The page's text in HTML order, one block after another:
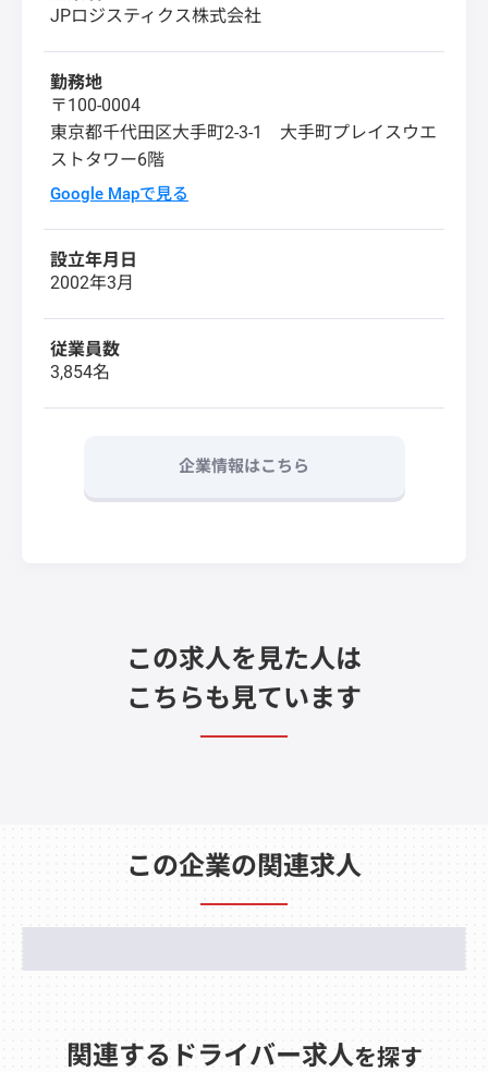
JPロジスティクス株式会社
勤務地
〒100-0004
東京都千代田区大手町2-3-1 大手町プレイスウエ
ストタワー6階
Google Mapで見る
設立年月日
2002年3月
従業員数
3,854名
企業情報はこちら
この求人を見た人は
こちらも見ています
この企業の関連求人
関連するドライバー求人を探す